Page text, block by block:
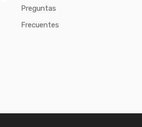
Preguntas
Frecuentes